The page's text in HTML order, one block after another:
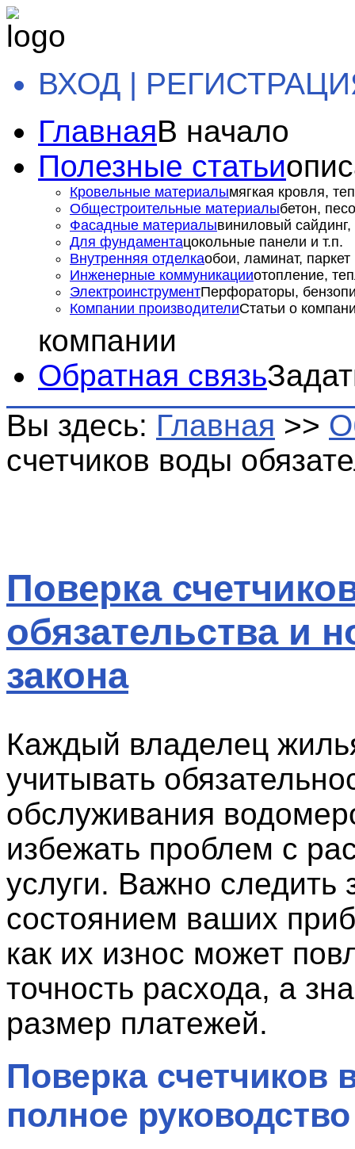
ВХОД |
ГлавнаяВ начало
Полезные статьи
Кровельные материалымягкая кровля,
Общестроительные материалыбетон,
Фасадные материалывиниловый сайдинг,
Для фундаментацокольные панели и т.п.
Внутренняя отделкаобои, ламинат, паркет
Инженерные коммуникацииотопление,
ЭлектроинструментПерфораторы,
Компании производителиСтатьи о
компании
Обратная связь
Вы здесь: Главная >>
счетчиков воды
Поверка
обязательства и
закона
Каждый владелец
учитывать
обслуживания
избежать проблем с
услуги. Важно следить
состоянием ваших
как их износ может
точность расхода, а
размер платежей.
Поверка счетчиков
полное руководство